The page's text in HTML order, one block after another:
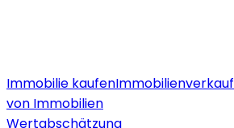
Immobilie kaufenImmobilienverkauf
von Immobilien
Wertabschätzung